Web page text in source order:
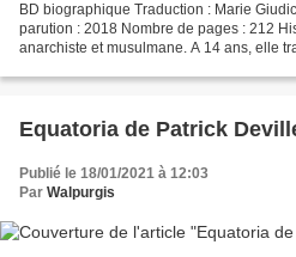
BD biographique Traduction : Marie
parution : 2018 Nombre de pages : 212
anarchiste et musulmane. A 14 ans, elle
Equatoria de Patrick
Publié le 18/01/2021 à 12:03
Par Walpurgis